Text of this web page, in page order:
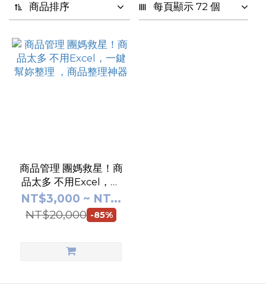
商品排序 每頁顯示 72 個
商品管理 團媽救星！商
品太多 不用Excel，一
鍵幫妳整理 ，商品整理
神器
NT$3,000 ~ NT...
NT$20,000 -85%